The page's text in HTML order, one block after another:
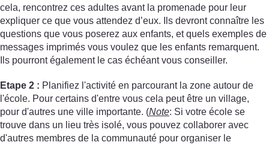
cela, rencontrez ces adultes avant la promenade pour leur
expliquer ce que vous attendez d’eux. Ils devront connaître les
questions que vous poserez aux enfants, et quels exemples de
messages imprimés vous voulez que les enfants remarquent.
Ils pourront également le cas échéant vous conseiller.
Etape 2 : Planifiez l'activité en parcourant la zone autour de
l'école. Pour certains d'entre vous cela peut être un village,
pour d'autres une ville importante. (Note: Si votre école se
trouve dans un lieu très isolé, vous pouvez collaborer avec
d'autres membres de la communauté pour organiser le